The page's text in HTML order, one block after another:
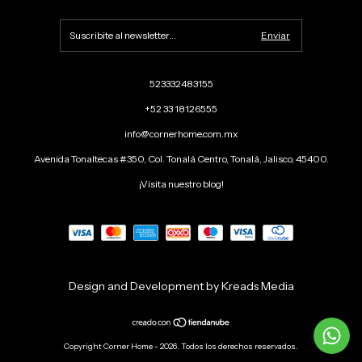
523332483155
+52 33 18126555
info@cornerhome.com.mx
Avenida Tonaltecas #350, Col. Tonalá Centro, Tonalá, Jalisco, 45400.
¡Visita nuestro blog!
Design and Development by Kreads Media
Copyright Corner Home - 2026. Todos los derechos reservados.